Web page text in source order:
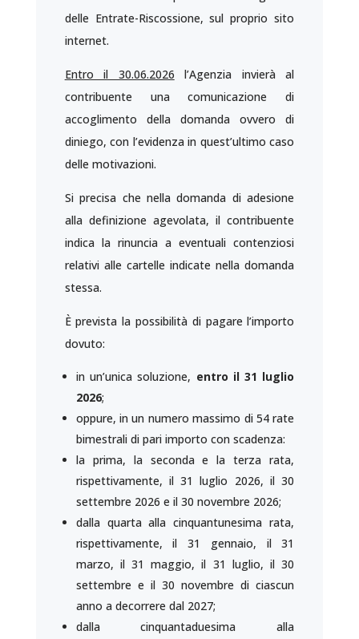
delle Entrate-Riscossione, sul proprio sito
internet.
Entro il 30.06.2026 l’Agenzia invierà al
contribuente una comunicazione di
accoglimento della domanda ovvero di
diniego, con l’evidenza in quest’ultimo caso
delle motivazioni.
Si precisa che nella domanda di adesione
alla definizione agevolata, il contribuente
indica la rinuncia a eventuali contenziosi
relativi alle cartelle indicate nella domanda
stessa.
È prevista la possibilità di pagare l’importo
dovuto:
in un’unica soluzione, entro il 31 luglio
2026;
oppure, in un numero massimo di 54 rate
bimestrali di pari importo con scadenza:
la prima, la seconda e la terza rata,
rispettivamente, il 31 luglio 2026, il 30
settembre 2026 e il 30 novembre 2026;
dalla quarta alla cinquantunesima rata,
rispettivamente, il 31 gennaio, il 31
marzo, il 31 maggio, il 31 luglio, il 30
settembre e il 30 novembre di ciascun
anno a decorrere dal 2027;
dalla cinquantaduesima alla